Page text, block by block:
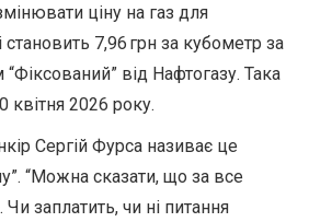
ціну на газ для
становить 7,96 грн за кубометр за
від Нафтогазу. Така
квітня 2026 року.
Сергій Фурса називає це
“Можна сказати, що за все
заплатить, чи ні питання